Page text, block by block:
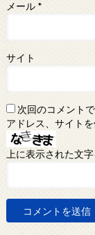
メール *
サイト
次回のコメント
アドレス、サイトを
上に表示された文